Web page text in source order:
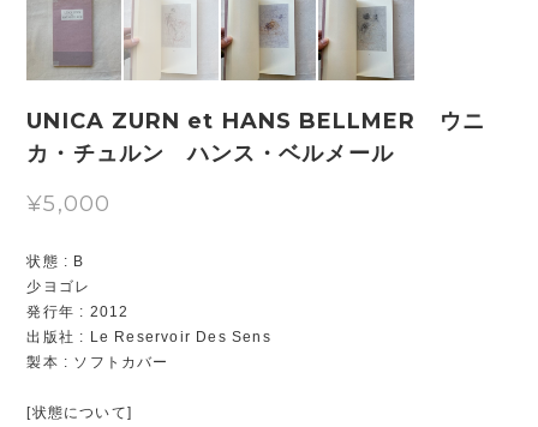
UNICA ZURN et HANS BELLMER ウニ
カ・チュルン ハンス・ベルメール
¥5,000
状態 : B
少ヨゴレ
発行年 : 2012
出版社 : Le Reservoir Des Sens
製本 : ソフトカバー
[状態について]